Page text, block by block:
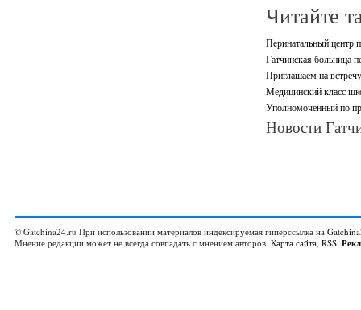
Читайте
Перинатальный центр
Гатчинская больница
Приглашаем на
Медицинский класс
Уполномоченный по
Новости
© Gatchina24.ru При использовании материалов индексируемая гиперссылка на
Мнение редакции может не всегда совпадать с мнением авторов. Карта сайта, RSS,